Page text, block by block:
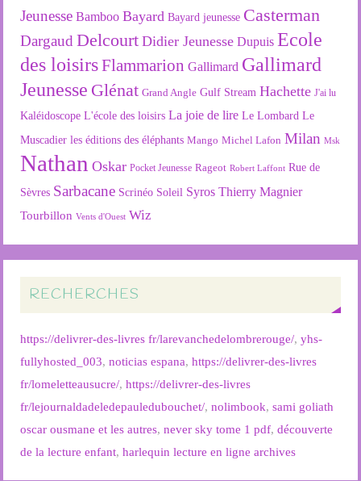
Jeunesse Bamboo Bayard Bayard jeunesse Casterman
Dargaud Delcourt Didier Jeunesse Dupuis Ecole
des loisirsFlammarion Gallimard Gallimard
Jeunesse Glénat Grand Angle Gulf Stream Hachette J'ai lu
Kaléidoscope L'école des loisirs La joie de lire Le Lombard Le
Muscadier les éditions des éléphants Mango Michel Lafon Milan Msk
Nathan Oskar Pocket Jeunesse Rageot Robert Laffont Rue de
Sèvres Sarbacane Scrinéo Soleil Syros Thierry Magnier
Tourbillon Vents d'Ouest Wiz
RECHERCHES
https://delivrer-des-livres fr/larevanchedelombrerouge/,yhs-
fullyhosted_003,noticias espana,https://delivrer-des-livres
fr/lomeletteausucre/,https://delivrer-des-livres
fr/lejournaldadeledepauledubouchet/,nolimbook,sami goliath
oscar ousmane et les autres,never sky tome 1 pdf,découverte
de la lecture enfant,harlequin lecture en ligne archives